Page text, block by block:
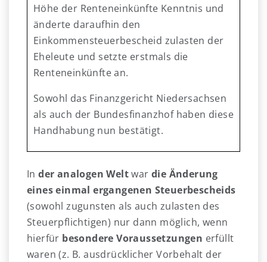
Höhe der Renteneinkünfte Kenntnis und
änderte daraufhin den
Einkommensteuerbescheid zulasten der
Eheleute und setzte erstmals die
Renteneinkünfte an.
Sowohl das Finanzgericht Niedersachsen
als auch der Bundesfinanzhof haben diese
Handhabung nun bestätigt.
Inder analogen Weltwardie Änderung
eines einmal ergangenen Steuerbescheids
(sowohl zugunsten als auch zulasten des
Steuerpflichtigen) nur dann möglich, wenn
hierfür besondere Voraussetzungen erfüllt
waren (z. B. ausdrücklicher Vorbehalt der